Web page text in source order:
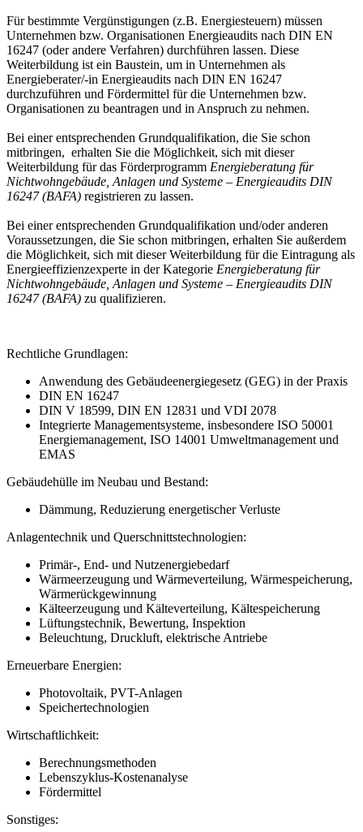
Für bestimmte Vergünstigungen (z.B. Energiesteuern) müssen
Unternehmen bzw. Organisationen Energieaudits nach DIN EN
16247 (oder andere Verfahren) durchführen lassen. Diese
Weiterbildung ist ein Baustein, um in Unternehmen als
Energieberater/-in Energieaudits nach DIN EN 16247
durchzuführen und Fördermittel für die Unternehmen bzw.
Organisationen zu beantragen und in Anspruch zu nehmen.
Bei einer entsprechenden Grundqualifikation, die Sie schon
mitbringen, erhalten Sie die Möglichkeit, sich mit dieser
Weiterbildung für das Förderprogramm Energieberatung für
Nichtwohngebäude, Anlagen und Systeme – Energieaudits DIN
16247 (BAFA) registrieren zu lassen.
Bei einer entsprechenden Grundqualifikation und/oder anderen
Voraussetzungen, die Sie schon mitbringen, erhalten Sie außerdem
die Möglichkeit, sich mit dieser Weiterbildung für die Eintragung als
Energieeffizienzexperte in der Kategorie Energieberatung für
Nichtwohngebäude, Anlagen und Systeme – Energieaudits DIN
16247 (BAFA) zu qualifizieren.
Rechtliche Grundlagen:
Anwendung des Gebäudeenergiegesetz (GEG) in der Praxis
DIN EN 16247
DIN V 18599, DIN EN 12831 und VDI 2078
Integrierte Managementsysteme, insbesondere ISO 50001
Energiemanagement, ISO 14001 Umweltmanagement und
EMAS
Gebäudehülle im Neubau und Bestand:
Dämmung, Reduzierung energetischer Verluste
Anlagentechnik und Querschnittstechnologien:
Primär-, End- und Nutzenergiebedarf
Wärmeerzeugung und Wärmeverteilung, Wärmespeicherung,
Wärmerückgewinnung
Kälteerzeugung und Kälteverteilung, Kältespeicherung
Lüftungstechnik, Bewertung, Inspektion
Beleuchtung, Druckluft, elektrische Antriebe
Erneuerbare Energien:
Photovoltaik, PVT-Anlagen
Speichertechnologien
Wirtschaftlichkeit:
Berechnungsmethoden
Lebenszyklus-Kostenanalyse
Fördermittel
Sonstiges: